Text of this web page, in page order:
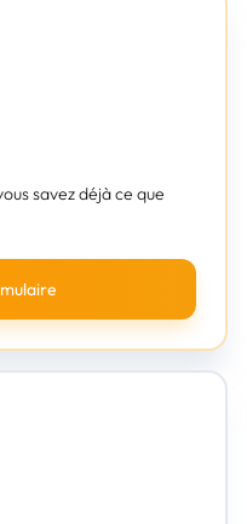
savez déjà ce que